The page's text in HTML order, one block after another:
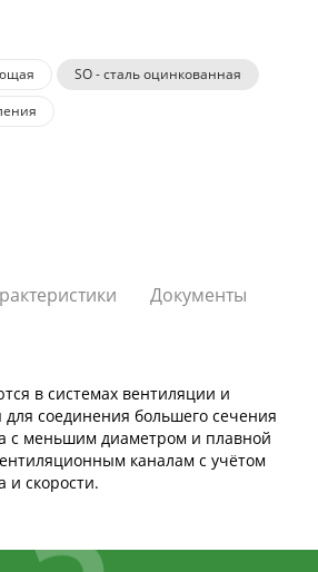
SO - сталь оцинкованная
Документы
в системах вентиляции и
соединения большего сечения
с меньшим диаметром и плавной
каналам с учётом
и скорости.